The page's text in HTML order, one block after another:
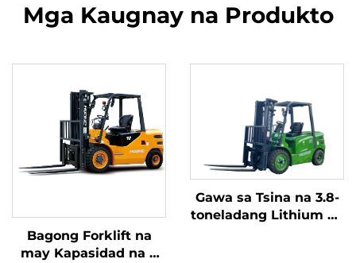
Mga Kaugnay na Produkto
Bagong Forklift na
may Kapasidad na 4
Gawa sa Tsina na 3.8-
toneladang Lithium na